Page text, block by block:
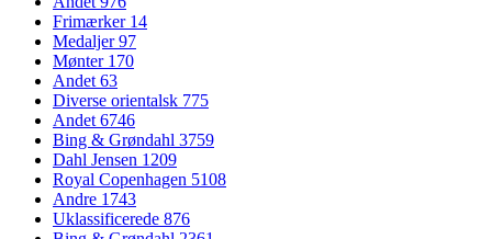
Frimærker 14
Medaljer97
Mønter 170
Andet 63
Diverse orientalsk 775
Andet 6746
Bing & Grøndahl 3759
Dahl Jensen 1209
Royal Copenhagen 5108
Andre 1743
Uklassificerede 876